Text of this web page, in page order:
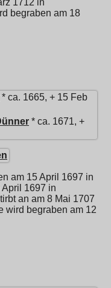
1712 in
begraben am 18
* ca. 1665, + 15 Feb
* ca. 1671, +
am 15 April 1697 in
1697 in
an am 8 Mai 1707
wird begraben am 12